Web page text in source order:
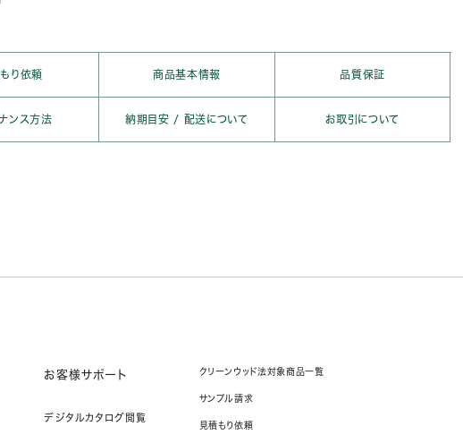
り依頼 商品基本情報 品質保証
ンス方法 納期目安 / 配送について お取引について
お客様サポート
デジタルカタログ閲覧
クリーンウッド法対象商品一覧
サンプル請求
見積もり依頼